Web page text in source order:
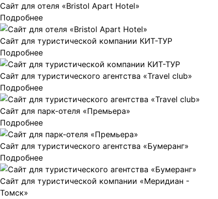
Сайт для отеля «Bristol Apart Hotel»
Подробнее
Сайт для туристической компании КИТ-ТУР
Подробнее
Сайт для туристического агентства «Travel club»
Подробнее
Сайт для парк-отеля «Премьера»
Подробнее
Сайт для туристического агентства «Бумеранг»
Подробнее
Сайт для туристической компании «Меридиан -
Томск»